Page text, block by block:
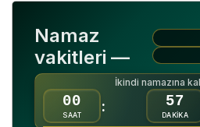
Namaz
vakitleri —
İkindi namazına
00
SAAT
: 57
DAKİKA